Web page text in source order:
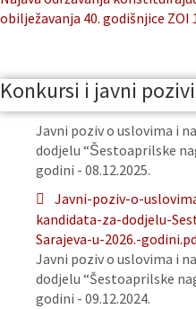
obilježavanja 40. godišnjice ZOI
Konkursi i javni pozivi
Javni poziv o uslovima i
dodjelu “Šestoaprilske
godini - 08.12.2025.
Javni-poziv-o-
kandidata-za-dodjelu-
Sarajeva-u-2026.-
Javni poziv o uslovima i
dodjelu “Šestoaprilske
godini - 09.12.2024.